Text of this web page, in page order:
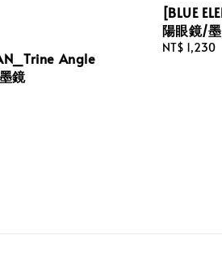
Angle
鏡
[BLUE
陽眼鏡/
Regular
NT$ 1,230